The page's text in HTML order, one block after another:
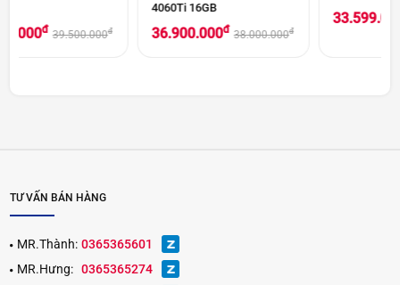
36.900.000đ 38.000.000đ
34.699.000đ
TƯ VẤN BÁN HÀNG
MR.Thành: 0365365601
MR.Hưng: 0365365274